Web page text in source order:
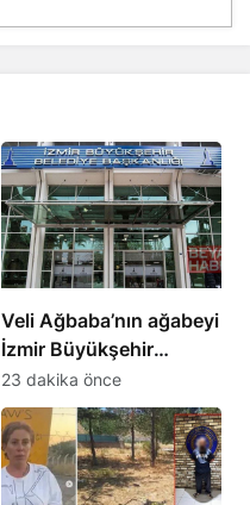
Veli Ağbaba’nın ağabeyi
İzmir Büyükşehir
Belediyesi
soruşturmasında
tutuklandı
23 dakika önce